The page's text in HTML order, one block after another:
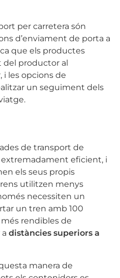
per carretera són
d’enviament de porta a
que els productes
del productor al
i les opcions de
un seguiment dels
de transport de
extremadament eficient, i
els seus propis
utilitzen menys
necessiten un
un tren amb 100
rendibles de
distàncies superiors a
manera de